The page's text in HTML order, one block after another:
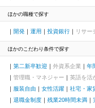
ほかの職種で探す
開発 運用 投資銀行 リサー
ほかのこだわり条件で探す
第二新卒歓迎 外資系企業 年
管理職・マネジャー
英語を活
服装自由
女性活躍 社宅・家
退職金制度
残業20時間未満